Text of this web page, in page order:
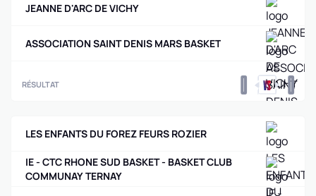
JEANNE D'ARC DE VICHY
ASSOCIATION SAINT DENIS MARS BASKET
RÉSULTAT 0 0
LES ENFANTS DU FOREZ FEURS ROZIER
IE - CTC RHONE SUD BASKET - BASKET CLUB
COMMUNAY TERNAY